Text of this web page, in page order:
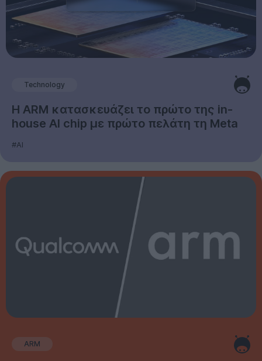
Technology
Η ARM κατασκευάζει το πρώτο της in-
house AI chip με πρώτο πελάτη τη Meta
#AI
ARM